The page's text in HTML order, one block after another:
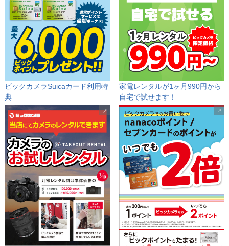
ビックカメラSuicaカード利用特
典
家電レンタルが1ヶ月990円から
自宅で試せます！